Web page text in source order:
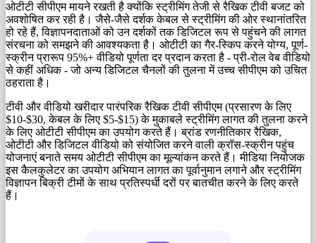
ओटीटी सीपीएम मायने रखती है क्योंकि स्ट्रीमिंग तेजी से रैखिक टीवी बजट को
अवशोषित कर रही है। जैसे-जैसे दर्शक केबल से स्ट्रीमिंग की ओर स्थानांतरित
हो रहे हैं, विज्ञापनदाताओं को उन दर्शकों तक डिजिटल रूप से पहुंचने की लागत
संरचना को समझने की आवश्यकता है। ओटीटी का गैर-स्किप करने योग्य, पूर्ण-
स्क्रीन प्रारूप 95%+ वीडियो पूर्णता दर प्रदान करता है - प्री-रोल वेब वीडियो
से कहीं अधिक - जो अन्य डिजिटल चैनलों की तुलना में उच्च सीपीएम को उचित
ठहराता है।
टीवी और वीडियो खरीदार पारंपरिक रैखिक टीवी सीपीएम (प्रसारण के लिए
$10-$30, केबल के लिए $5-$15) के मुकाबले स्ट्रीमिंग लागत की तुलना करने
के लिए ओटीटी सीपीएम का उपयोग करते हैं। ब्रांड रणनीतिकार रैखिक,
ओटीटी और डिजिटल वीडियो को संयोजित करने वाली क्रॉस-स्क्रीन पहुंच
योजनाएं बनाते समय ओटीटी सीपीएम का मूल्यांकन करते हैं। मीडिया नियोजक
इस कैलकुलेटर का उपयोग अभियान लागत का पूर्वानुमान लगाने और स्ट्रीमिंग
विज्ञापन बिक्री टीमों के साथ प्रतिस्पर्धी दरों पर बातचीत करने के लिए करते
हैं।